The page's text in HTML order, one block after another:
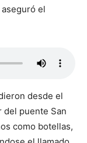
aseguró el
desde el
del puente San
como botellas,